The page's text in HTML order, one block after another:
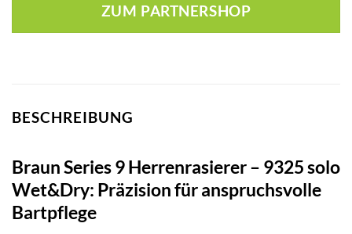
ZUM PARTNERSHOP
BESCHREIBUNG
Braun Series 9 Herrenrasierer – 9325 solo
Wet&Dry: Präzision für anspruchsvolle
Bartpflege